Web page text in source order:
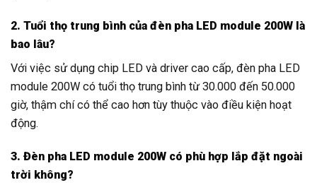
2. Tuổi thọ trung bình của đèn pha LED module 200W là
bao lâu?
Với việc sử dụng chip LED và driver cao cấp, đèn pha LED
module 200W có tuổi thọ trung bình từ 30.000 đến 50.000
giờ, thậm chí có thể cao hơn tùy thuộc vào điều kiện hoạt
động.
3. Đèn pha LED module 200W có phù hợp lắp đặt ngoài
trời không?